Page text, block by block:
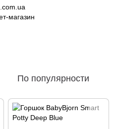
По популярности